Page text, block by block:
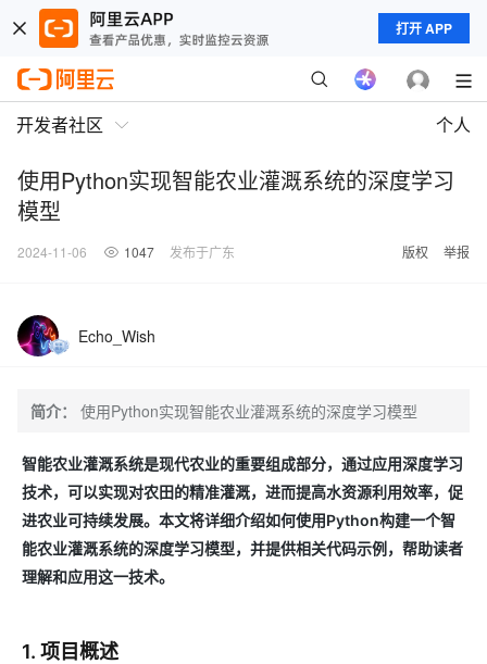
打开 APP
开发者社区 个人
使用Python实现智能农业灌溉系统的深度学习
模型
2024-11-06 1047 发布于广东 版权 举报
Echo_Wish
简介： 使用Python实现智能农业灌溉系统的深度学习模型
智能农业灌溉系统是现代农业的重要组成部分，通过应用深度学习
技术，可以实现对农田的精准灌溉，进而提高水资源利用效率，促
进农业可持续发展。本文将详细介绍如何使用Python构建一个智
能农业灌溉系统的深度学习模型，并提供相关代码示例，帮助读者
理解和应用这一技术。
1. 项目概述